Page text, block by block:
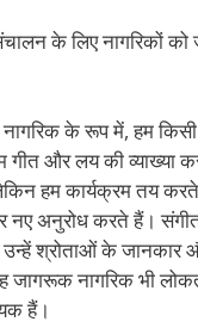
के लिए नागरिकों को
नागरिक के रूप में, हम
गीत और लय की व्याख्या
हम कार्यक्रम तय
नए अनुरोध करते हैं।
श्रोताओं के जानकार
जागरूक नागरिक भी
हैं।